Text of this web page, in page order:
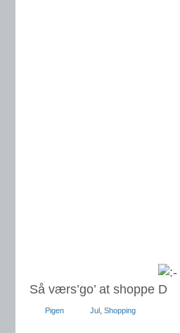
Så værs’go’ at shoppe
Pigen Jul Shopping